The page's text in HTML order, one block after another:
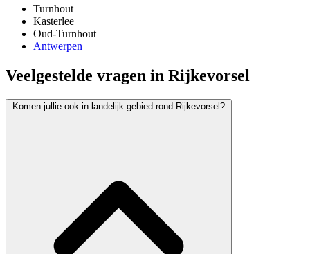
Turnhout
Kasterlee
Oud-Turnhout
Antwerpen
Veelgestelde vragen in Rijkevorsel
Komen jullie ook in landelijk gebied rond Rijkevorsel?